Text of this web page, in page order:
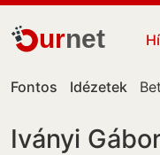
urnet
Fontos Idézetek
Iványi